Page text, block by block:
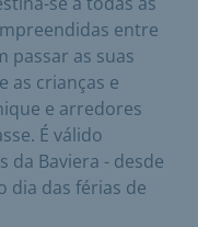
entre
passar as suas
as crianças e
e arredores
É válido
da Baviera - desde
dia das férias de